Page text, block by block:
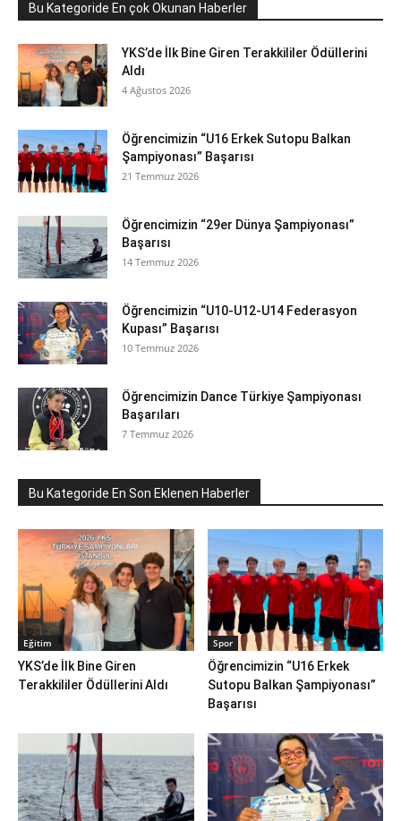
Bu Kategoride En çok Okunan Haberler
YKS’de İlk Bine Giren Terakkililer Ödüllerini
Aldı
4 Ağustos 2026
Öğrencimizin “U16 Erkek Sutopu Balkan
Şampiyonası” Başarısı
21 Temmuz 2026
Öğrencimizin “29er Dünya Şampiyonası”
Başarısı
14 Temmuz 2026
Öğrencimizin “U10-U12-U14 Federasyon
Kupası” Başarısı
10 Temmuz 2026
Öğrencimizin Dance Türkiye Şampiyonası
Başarıları
7 Temmuz 2026
Bu Kategoride En Son Eklenen Haberler
Eğitim
YKS’de İlk Bine Giren
Terakkililer Ödüllerini Aldı
Spor
Öğrencimizin “U16 Erkek
Sutopu Balkan Şampiyonası”
Başarısı